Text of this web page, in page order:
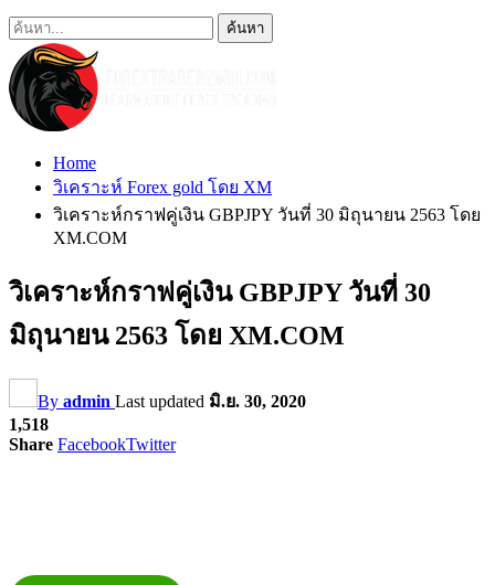
Home
วิเคราะห์ Forex gold โดย XM
วิเคราะห์กราฟคู่เงิน GBPJPY วันที่ 30 มิถุนายน 2563 โดย
XM.COM
วิเคราะห์กราฟคู่เงิน GBPJPY วันที่ 30
มิถุนายน 2563 โดย XM.COM
By admin Last updated มิ.ย. 30, 2020
1,518
Share FacebookTwitter